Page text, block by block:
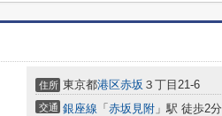
住所 東京都港区赤坂 ３丁目21-6
交通 銀座線 「 赤坂見附 」駅 徒歩2分